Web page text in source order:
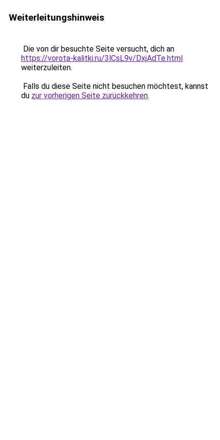
Weiterleitungshinweis
Die von dir besuchte Seite versucht, dich an
https://vorota-kalitki.ru/3lCsL9v/DxjAdTe.html
weiterzuleiten.
Falls du diese Seite nicht besuchen möchtest, kannst
du zur vorherigen Seite zurückkehren.